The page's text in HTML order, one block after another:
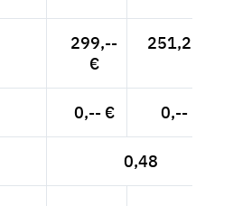
299,--
€
251,26 €
0,-- € 0,-- €
0,48